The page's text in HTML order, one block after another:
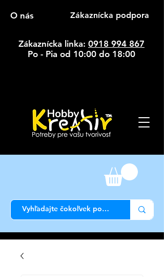
O nás Zákaznícka podpora
Zákaznícka linka: 0918 994 867
Po - Pia od 10:00 do 18:00